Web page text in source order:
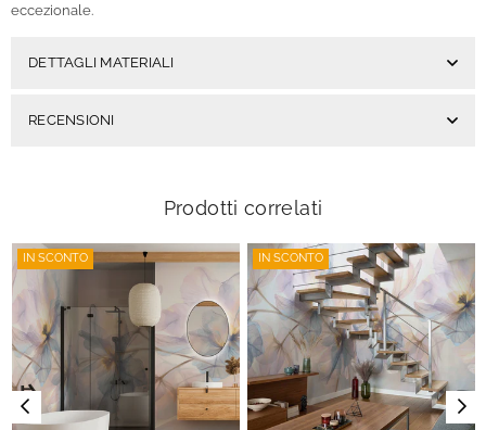
eccezionale.
DETTAGLI MATERIALI
RECENSIONI
Prodotti correlati
IN SCONTO IN SCONTO